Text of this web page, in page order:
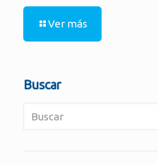
Ver más
Buscar